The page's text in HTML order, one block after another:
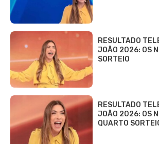
RESULTADO
JOÃO 2026: OS
SORTEIO
RESULTADO
JOÃO 2026: OS
QUARTO